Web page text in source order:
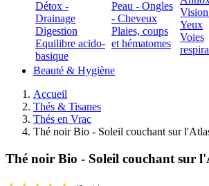
Détox -
Drainage
Digestion
Equilibre acido-
basique
Peau - Ongles
- Cheveux
Plaies, coups
et hématomes
Yeux
Voies
Beauté & Hygiène
Accueil
Thés & Tisanes
Thés en Vrac
Thé noir Bio - Soleil couchant sur
Thé noir Bio - Soleil couchant sur